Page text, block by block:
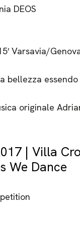
DEOS
Varsavia/
bellezza
originale
| Villa
We Dance